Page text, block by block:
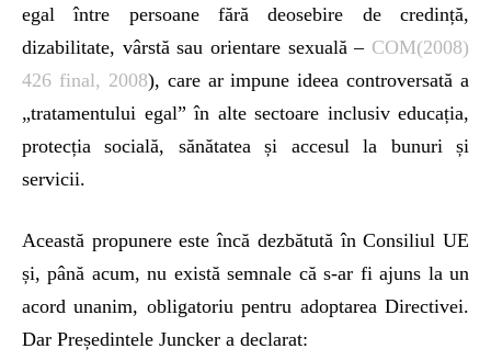
egal între persoane fără deosebire de credință,
dizabilitate, vârstă sau orientare sexuală – COM(2008)
426 final, 2008), care ar impune ideea controversată a
„tratamentului egal” în alte sectoare inclusiv educația,
protecția socială, sănătatea și accesul la bunuri și
servicii.
Această propunere este încă dezbătută în Consiliul UE
și, până acum, nu există semnale că s-ar fi ajuns la un
acord unanim, obligatoriu pentru adoptarea Directivei.
Dar Președintele Juncker a declarat: